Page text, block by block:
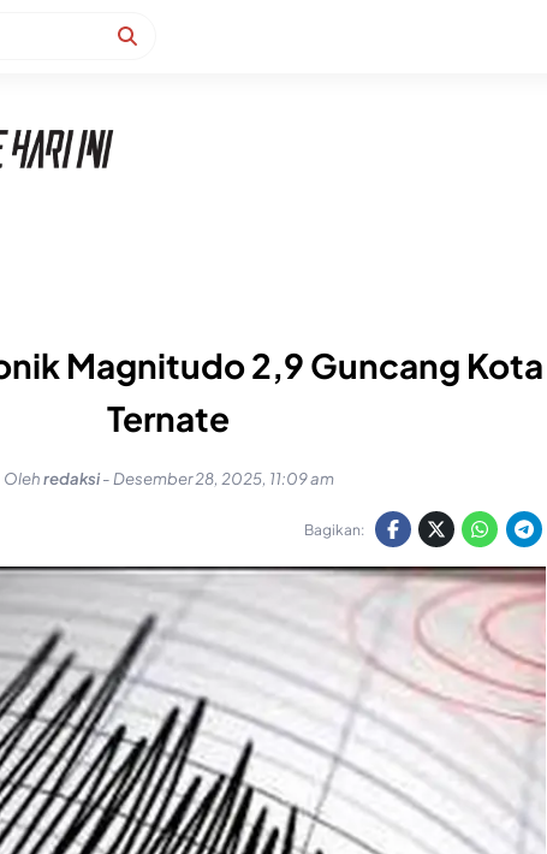
Magnitudo 2,9 Guncang Kota
Ternate
Olehredaksi -Desember 28, 2025, 11:09 am
Bagikan: